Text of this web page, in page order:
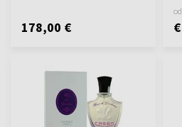
178,00 €
od
€